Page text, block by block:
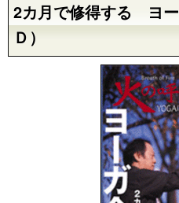
2カ月で修得する ヨ
Ｄ）